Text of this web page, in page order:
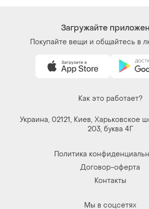
Загружайте
Покупайте вещи и общайтесь в
Как это работает?
Украина, 02121, Киев, Харьковское
203, буква 4Г
Политика
Договор-оферта
Контакты
Мы в соцсетях